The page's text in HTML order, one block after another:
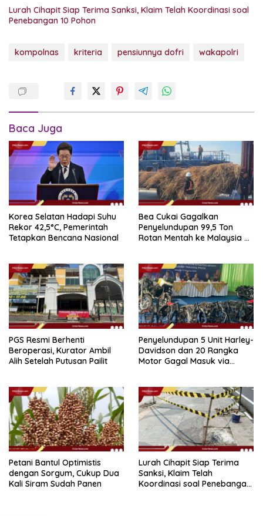
Lurah Cihapit Siap Terima Sanksi, Klaim Telah Koordinasi soal
Penebangan 10 Pohon
kompolnas kriteria pensiunnya dofri wakapolri
Baca Juga
Korea Selatan Hadapi Suhu
Rekor 42,5°C, Pemerintah
Tetapkan Bencana Nasional
Bea Cukai Gagalkan
Penyelundupan 99,5 Ton
Rotan Mentah ke Malaysia di
PGS Resmi Berhenti
Beroperasi, Kurator Ambil
Alih Setelah Putusan Pailit
Penyelundupan 5 Unit Harley-
Davidson dan 20 Rangka
Motor Gagal Masuk via
Petani Bantul Optimistis
dengan Sorgum, Cukup Dua
Kali Siram Sudah Panen
Lurah Cihapit Siap Terima
Sanksi, Klaim Telah
Koordinasi soal Penebangan